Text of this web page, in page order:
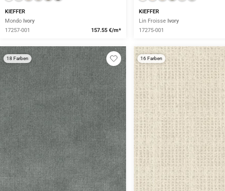
KIEFFER
Mondo Ivory
17257-001
157.55 €/m*
KIEFFER
Lin Froisse Ivory
17275-001
18 Farben 16 Farben